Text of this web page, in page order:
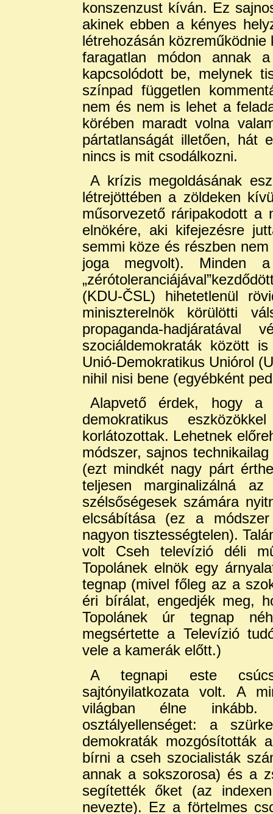
konszenzust kíván. Ez
akinek ebben a kényes
létrehozásán
faragatlan módon annak
kapcsolódott be, melynek
színpad független
nem és nem is lehet a
körében maradt volna
pártatlanságát illetően, hát
nincs is mit csodálkozni.
A krízis megoldásának
létrejöttében a zöldeken
műsorvezető ráripakodott
elnökére, aki kifejezésre
semmi köze és részben
joga megvolt). Minden
(KDU-ČSL) hihetetlenül
miniszterelnök körülötti
propaganda-
szociáldemokraták között
Unió-Demokratikus Uniórol
nihil nisi bene (egyébként
Alapvető érdek, hogy a
demokratikus
korlátozottak. Lehetnek
módszer, sajnos
(ezt mindkét nagy párt
teljesen marginalizálná
szélsőségesek számára
elcsábítása (ez a
nagyon tisztességtelen).
volt Cseh televízió déli
Topolánek elnök egy
tegnap (mivel főleg az a
éri bírálat, engedjék meg,
Topolánek úr tegnap
megsértette a Televízió
vele a kamerák előtt.)
A tegnapi este
sajtónyilatkozata volt. A
világban élne inkább.
osztályellenséget: a
demokraták mozgósították
bírni a cseh szocialisták
annak a sokszorosa) és a
segítették őket (az
nevezte). Ez a förtelmes